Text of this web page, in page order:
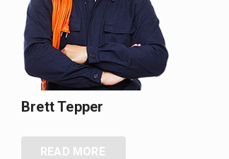
Brett Tepper
READ MORE